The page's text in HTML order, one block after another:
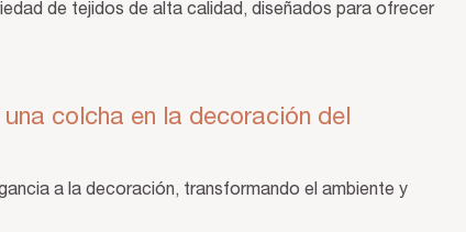
de tejidos de alta calidad, diseñados para ofrecer
colcha en la decoración del
a la decoración, transformando el ambiente y